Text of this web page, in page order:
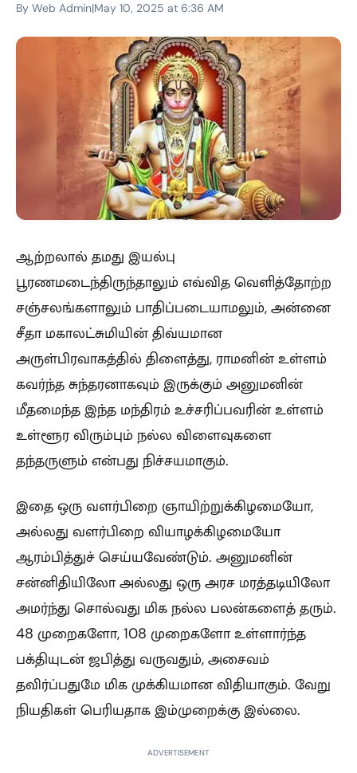
By Web Admin|May 10, 2025 at 6:36 AM
ஆற்றலால் தமது இயல்பு
பூரணமடைந்திருந்தாலும் எவ்வித வெளித்தோற்ற
சஞ்சலங்களாலும் பாதிப்படையாமலும், அன்னை
சீதா மகாலட்சுமியின் திவ்யமான
அருள்பிரவாகத்தில் திளைத்து, ராமனின் உள்ளம்
கவர்ந்த சுந்தரனாகவும் இருக்கும் அனுமனின்
மீதமைந்த இந்த மந்திரம் உச்சரிப்பவரின் உள்ளம்
உள்ளூர விரும்பும் நல்ல விளைவுகளை
தந்தருளும் என்பது நிச்சயமாகும்.
இதை ஒரு வளர்பிறை ஞாயிற்றுக்கிழமையோ,
அல்லது வளர்பிறை வியாழக்கிழமையோ
ஆரம்பித்துச் செய்யவேண்டும். அனுமனின்
சன்னிதியிலோ அல்லது ஒரு அரச மரத்தடியிலோ
அமர்ந்து சொல்வது மிக நல்ல பலன்களைத் தரும்.
48 முறைகளோ, 108 முறைகளோ உள்ளார்ந்த
பக்தியுடன் ஜபித்து வருவதும், அசைவம்
தவிர்ப்பதுமே மிக முக்கியமான விதியாகும். வேறு
நியதிகள் பெரியதாக இம்முறைக்கு இல்லை.
ADVERTISEMENT